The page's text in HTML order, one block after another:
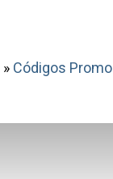
» Códigos Promo